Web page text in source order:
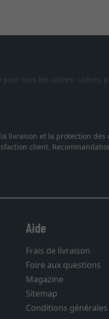
pour tous les cadres: cadres,
livraison et la protection
client.
Aide
Frais de livraison
Foire aux questions
Magazine
Sitemap
Conditions